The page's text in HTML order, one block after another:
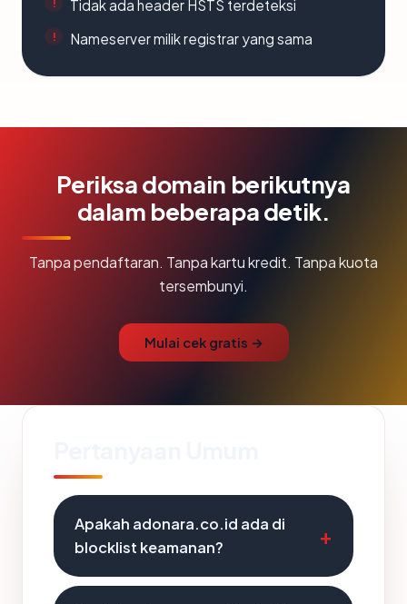
Tidak ada header HSTS terdeteksi
Nameserver milik registrar yang sama
Periksa domain berikutnya
dalam beberapa detik.
Tanpa pendaftaran. Tanpa kartu kredit. Tanpa kuota
tersembunyi.
Mulai cek gratis →
Apakah adonara.co.id ada di
blocklist keamanan?